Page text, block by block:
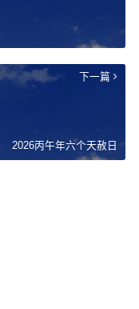
下一篇
2026丙午年六个天赦日